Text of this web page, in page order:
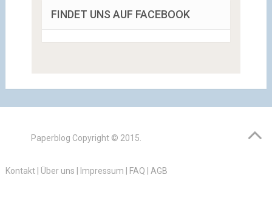
FINDET UNS AUF FACEBOOK
Paperblog Copyright © 2015.
Kontakt| Über uns Impressum FAQ AGB